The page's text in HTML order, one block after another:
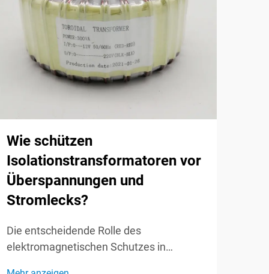
Wie schützen
Isolationstransformatoren vor
Überspannungen und
Stromlecks?
Die entscheidende Rolle des
elektromagnetischen Schutzes in